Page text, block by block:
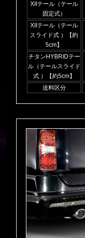
XIIテール（テール
固定式）
XIIテール（テール
スライド式 ）【約
5cm】
チタンHYBRIDテー
ル（テールスライド
式 ）【約5cm】
送料区分